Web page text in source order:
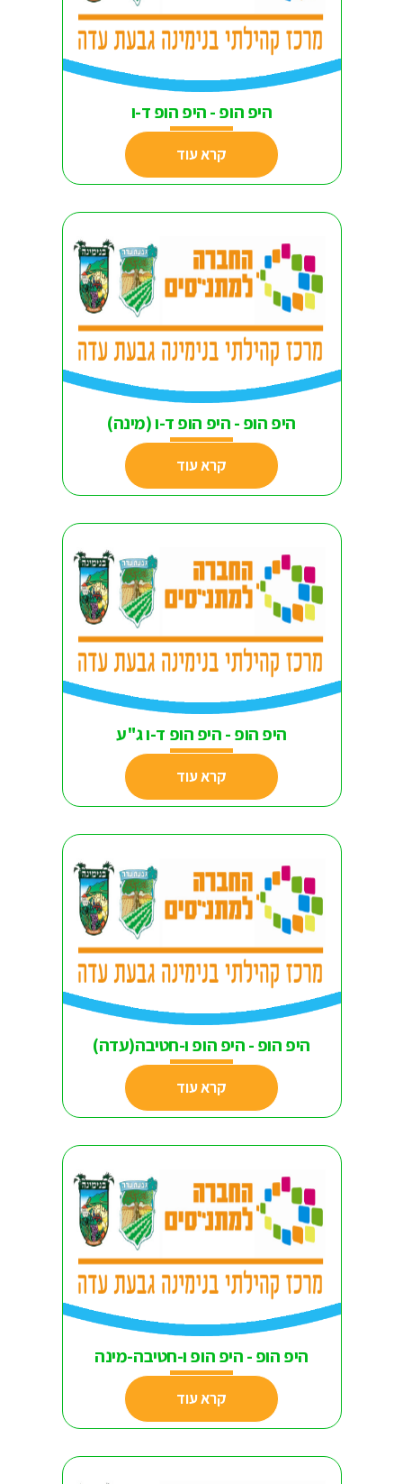
היפ הופ - היפ הופ ד-ו
קרא עוד
היפ הופ - היפ הופ ד-ו (מינה)
קרא עוד
היפ הופ - היפ הופ ד-ו ג"ע
קרא עוד
היפ הופ - היפ הופ ו-חטיבה(עדה)
קרא עוד
היפ הופ - היפ הופ ו-חטיבה-מינה
קרא עוד